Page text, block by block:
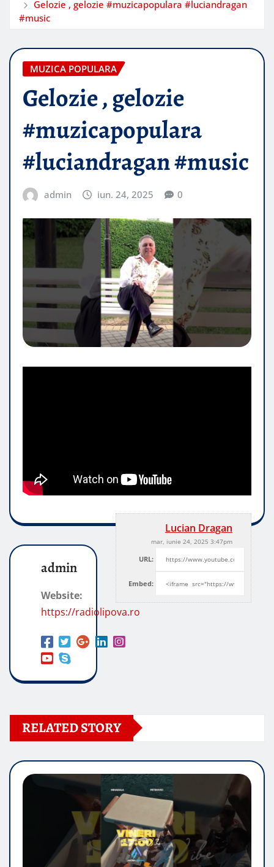
Gelozie , gelozie #muzicapopulara #luciandragan
#music
MUZICA POPULARA
Gelozie , gelozie
#muzicapopulara
#luciandragan #music
admin iun. 24, 2025 0
Lucian Dragan
mar, iunie 24, 2025 3:47pm
URL:
Embed:
admin
Website:
https://radiolipova.ro
RELATED STORY